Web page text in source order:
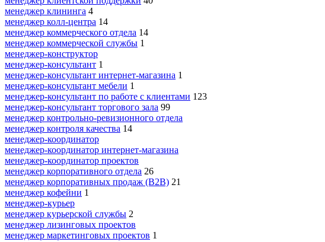
менеджер клининга 4
менеджер колл-центра 14
менеджер коммерческого отдела 14
менеджер коммерческой службы 1
менеджер-конструктор
менеджер-консультант 1
менеджер-консультант интернет-магазина 1
менеджер-консультант мебели 1
менеджер-консультант по работе с клиентами 123
менеджер-консультант торгового зала 99
менеджер контрольно-ревизионного отдела
менеджер контроля качества 14
менеджер-координатор
менеджер-координатор интернет-магазина
менеджер-координатор проектов
менеджер корпоративного отдела 26
менеджер корпоративных продаж (B2B) 21
менеджер кофейни 1
менеджер-курьер
менеджер курьерской службы 2
менеджер лизинговых проектов
менеджер маркетинговых проектов 1